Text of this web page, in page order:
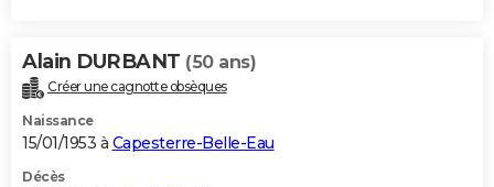
Alain DURBANT (50 ans)
Créer une cagnotte obsèques
Naissance
15/01/1953 à Capesterre-Belle-Eau
Décès